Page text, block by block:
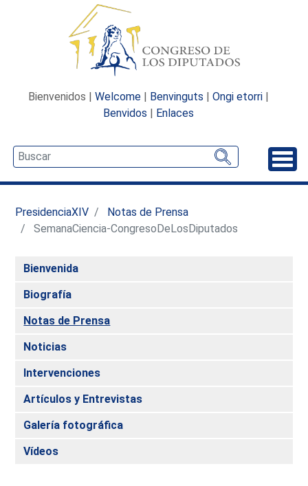
Bienvenidos | Welcome | Benvinguts | Ongi etorri |
Benvidos | Enlaces
PresidenciaXIV
Notas de Prensa
SemanaCiencia-CongresoDeLosDiputados
Bienvenida
Biografía
Notas de Prensa
Noticias
Intervenciones
Artículos y Entrevistas
Galería fotográfica
Vídeos